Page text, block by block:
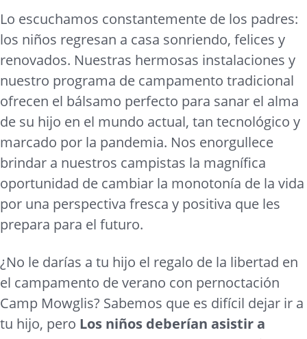
Lo escuchamos constantemente de los padres:
los niños regresan a casa sonriendo, felices y
renovados. Nuestras hermosas instalaciones y
nuestro programa de campamento tradicional
ofrecen el bálsamo perfecto para sanar el alma
de su hijo en el mundo actual, tan tecnológico y
marcado por la pandemia. Nos enorgullece
brindar a nuestros campistas la magnífica
oportunidad de cambiar la monotonía de la vida
por una perspectiva fresca y positiva que les
prepara para el futuro.
¿No le darías a tu hijo el regalo de la libertad en
el campamento de verano con pernoctación
Camp Mowglis? Sabemos que es difícil dejar ir a
tu hijo, pero Los niños deberían asistir a